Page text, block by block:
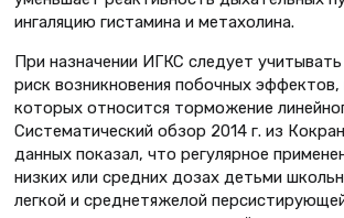
ингаляцию гистамина и метахолина.
При назначении ИГКС следует
риск возникновения побочных
которых относится торможение
Систематический обзор 2014 г. из
данных показал, что регулярное
низких или средних дозах детьми
легкой и среднетяжелой